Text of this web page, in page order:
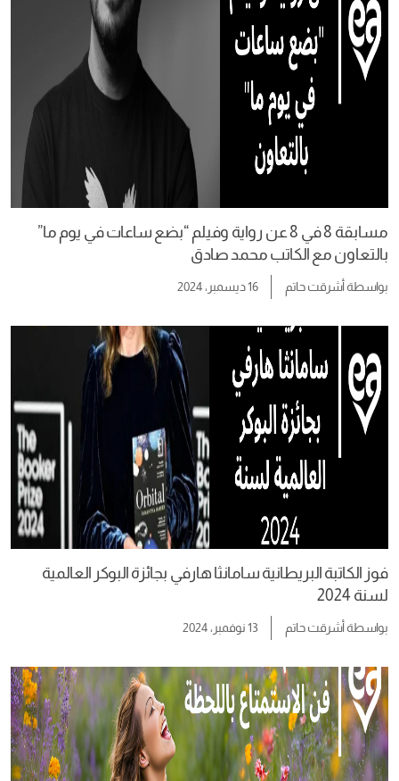
مسابقة 8 في 8 عن رواية وفيلم “بضع ساعات في يوم ما”
بالتعاون مع الكاتب محمد صادق
بواسطةأشرقت حاتم 16 ديسمبر، 2024
فوز الكاتبة البريطانية سامانثا هارفي بجائزة البوكر العالمية
لسنة 2024
بواسطةأشرقت حاتم 13 نوفمبر، 2024